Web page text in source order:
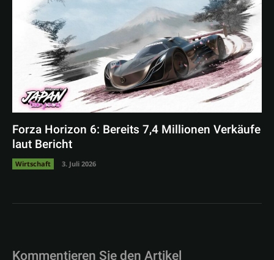
Forza Horizon 6: Bereits 7,4 Millionen Verkäufe
laut Bericht
Wirtschaft 3. Juli 2026
Kommentieren Sie den Artikel